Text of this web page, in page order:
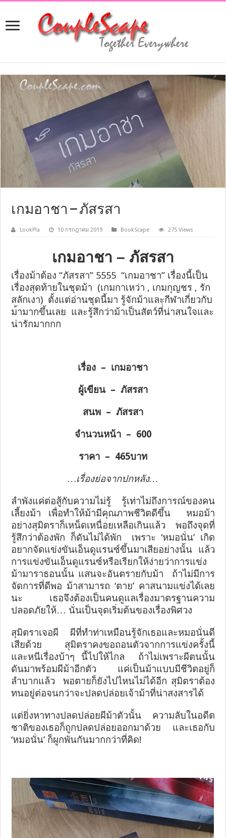
เกมอาชา – ภัสรสา
LookPla 10 กรกฎาคม 2019 BookScape 275 Views
เกมอาชา – ภัสรสา
เรื่องม้าต้อง “ภัสรสา” 5555 “เกมอาชา” เรื่องนี้เป็น
เรื่องสุดท้ายในชุดม้า (เกมกาเหว่า , เกมกุญชร , รัก
สลักเงา) ตั้งแต่อ่านชุดนี้มา รู้จักม้าและกีฬาเกี่ยวกับ
ม้ามากขึ้นเลย และรู้สึกว่าม้าเป็นสัตว์ที่่น่าสนใจและ
น่ารักมากกก
เรื่อง – เกมอาชา
ผู้เขียน – ภัสรสา
สนพ – ภัสรสา
จำนวนหน้า – 600
ราคา – 465บาท
…เรื่องย่อจากปกหลัง…
ลำพังแค่ต่อสู้กับความไม่รู้ รู้เท่าไม่ถึงการณ์ของคน
เลี้ยงม้า เพื่อทำให้ม้ามีคุณภาพชีวิตดีขึ้น หมอม้า
อย่างสุมิตราก็เหน็ดเหนื่อยเหลือเกินแล้ว พอถึงจุดที่
รู้สึกว่าต้องพัก ก็ดันไม่ได้พัก เพราะ ‘หมอนั่น’ เกิด
อยากจัดแข่งขันเอ็นดูแรนซ์ขึ้นมาเสียอย่างนั้น แล้ว
การแข่งขันเอ็นดูแรนซ์หรือเรียกให้ง่ายว่าการแข่ง
ม้ามาราธอนนั้น แสนจะอันตรายกับม้า ถ้าไม่มีการ
จัดการที่ดีพอ ม้าสามารถ ‘ตาย’ คาสนามแข่งได้เลย
นะ เธอจึงต้องเป็นคนดูแลเรื่องมาตรฐานความ
ปลอดภัยให้… นั่นเป็นจุดเริ่มต้นของเรื่องพิศวง
สุมิตราเจอผี ผีที่ทำท่าเหมือนรู้จักเธอและหมอนั่นดี
เสียด้วย สุมิตราคงขอถอนตัวจากการแข่งครั้งนี้
และหนีเรื่องบ้าๆ นี้ไปให้ไกล ถ้าไม่เพราะผีตนนั้น
ดันมาพร้อมผีม้าอีกตัว แค่เป็นม้าแบบมีชีวิตอยู่ก็
ลำบากแล้ว พอตายก็ยังไปไหนไม่ได้อีก สุมิตราต้อง
ทนอยู่ต่อจนกว่าจะปลดปล่อยเจ้าม้าที่น่าสงสารได้
แต่ยิ่งหาทางปลดปล่อยผีม้าตัวนั้น ความลับในอดีต
ชาติของเธอก็ถูกปลดปล่อยออกมาด้วย และเธอกับ
‘หมอนั่น’ ก็ผูกพันกันมากกว่าที่คิด!